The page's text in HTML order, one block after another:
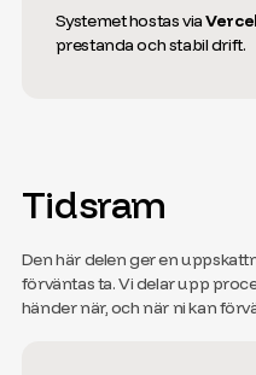
Systemet hostas viaVercel
prestanda och stabil drift.
Tidsram
Den här delen ger en
förväntas ta. Vi delar upp
händer när, och när ni kan